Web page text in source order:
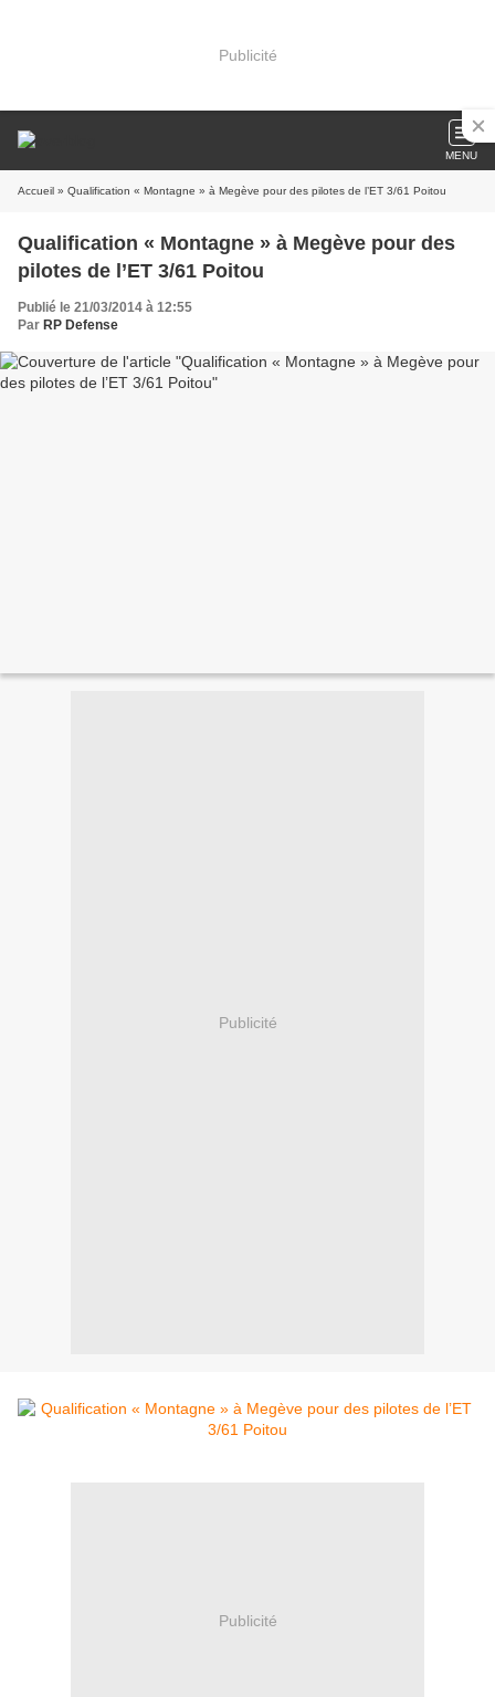
Publicité
MENU
Accueil » Qualification « Montagne » à Megève pour des pilotes de l’ET 3/61 Poitou
Qualification « Montagne » à Megève pour des
pilotes de l’ET 3/61 Poitou
Publié le 21/03/2014 à 12:55
Par RP Defense
Publicité
Publicité